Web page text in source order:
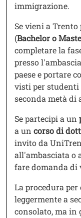
immigrazione.
Se vieni a
(Bachelor o
completare la
presso
paese e portare
visti per
seconda metà di
Se partecipi a un
a un corso di
invito da
all'ambasciata o
fare domanda di
La procedura
leggermente a
consolato, ma in